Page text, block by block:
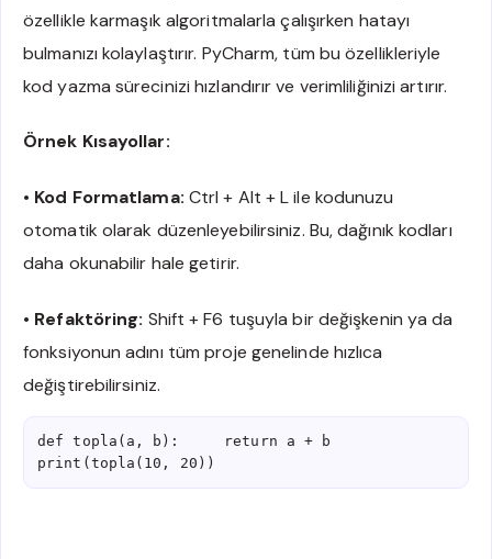
özellikle karmaşık algoritmalarla çalışırken hatayı
bulmanızı kolaylaştırır. PyCharm, tüm bu özellikleriyle
kod yazma sürecinizi hızlandırır ve verimliliğinizi artırır.
Örnek Kısayollar:
• Kod Formatlama: Ctrl + Alt + L ile kodunuzu
otomatik olarak düzenleyebilirsiniz. Bu, dağınık kodları
daha okunabilir hale getirir.
• Refaktöring: Shift + F6 tuşuyla bir değişkenin ya da
fonksiyonun adını tüm proje genelinde hızlıca
değiştirebilirsiniz.
def topla(a, b):     return a + b
print(topla(10, 20))